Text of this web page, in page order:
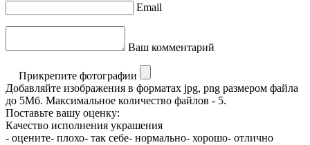
Email
Ваш комментарий
Прикрепите фотографии
Добавляйте изображения в форматах jpg, png размером файла
до 5Мб. Максимальное количество файлов - 5.
Поставьте вашу оценку:
Качество исполнения украшения
- оцените- плохо- так себе- нормально- хорошо- отлично